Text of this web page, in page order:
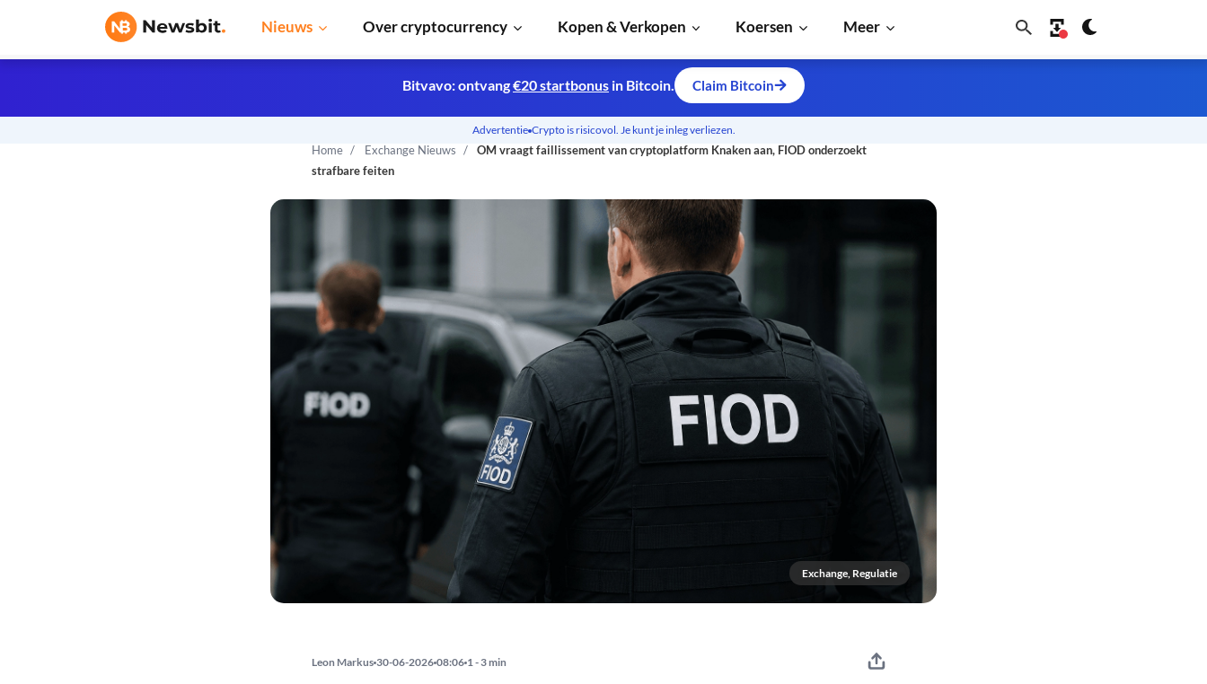
Nieuws Over cryptocurrency Kopen & Verkopen Koersen Meer
Home Exchange Nieuws
OM vraagt faillissement van cryptoplatform Knaken aan, FIOD onderzoekt
strafbare feiten
Exchange, Regulatie
Bitvavo: ontvang€20 startbonus in Bitcoin. Claim Bitcoin
Advertentie Crypto is risicovol. Je kunt je inleg verliezen.
Leon Markus 30-06-2026 08:06 1 - 3 min